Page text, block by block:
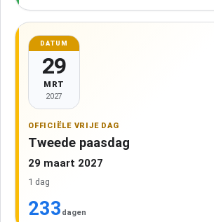
DATUM
29
MRT
2027
OFFICIËLE VRIJE DAG
Tweede paasdag
29 maart 2027
1 dag
233 dagen